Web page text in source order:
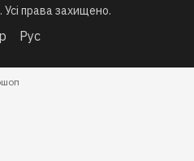
права захищено.
Рус